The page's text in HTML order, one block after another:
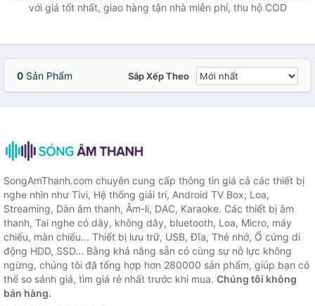
với giá tốt nhất, giao hàng tận nhà miễn phí, thu hộ COD
0 Sản Phẩm Sắp Xếp Theo
SongAmThanh.com chuyên cung cấp thông tin giá cả các thiết bị
nghe nhìn như Tivi, Hệ thống giải trí, Android TV Box, Loa,
Streaming, Dàn âm thanh, Âm-li, DAC, Karaoke. Các thiết bị âm
thanh, Tai nghe có dây, không dây, bluetooth, Loa, Micro, máy
chiếu, màn chiếu... Thiết bị lưu trữ, USB, Đĩa, Thẻ nhớ, Ổ cứng di
động HDD, SSD... Bằng khả năng sẵn có cùng sự nỗ lực không
ngừng, chúng tôi đã tổng hợp hơn 280000 sản phẩm, giúp bạn có
thể so sánh giá, tìm giá rẻ nhất trước khi mua. Chúng tôi không
bán hàng.